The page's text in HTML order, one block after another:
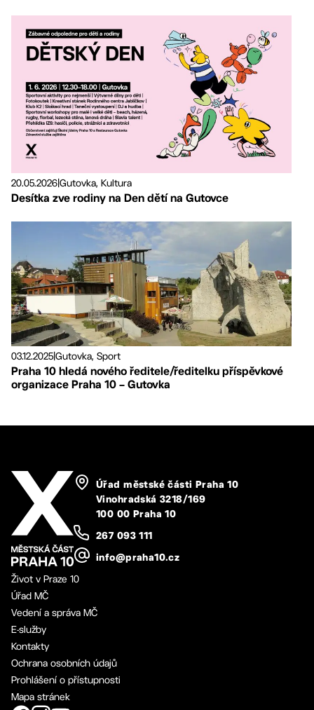
20.05.2026Gutovka, Kultura
Desítka zve rodiny na Den dětí na Gutovce
03.12.2025Gutovka, Sport
Praha 10 hledá nového ředitele/ředitelku příspěvkové
organizace Praha 10 – Gutovka
Úřad městské části Praha 10
Vinohradská 3218/169
100 00 Praha 10
267 093 111
info@praha10.cz
Život v Praze 10
Úřad MČ
Vedení a správa MČ
E-služby
Kontakty
Ochrana osobních údajů
Prohlášení o přístupnosti
Mapa stránek